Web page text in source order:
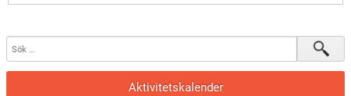
Aktivitetskalender